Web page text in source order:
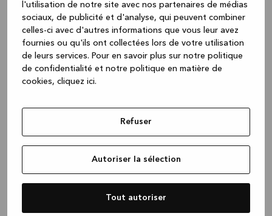
l'utilisation de notre site avec nos partenaires de médias
sociaux, de publicité et d'analyse, qui peuvent combiner
celles-ci avec d'autres informations que vous leur avez
fournies ou qu'ils ont collectées lors de votre utilisation
de leurs services. Pour en savoir plus sur notre politique
de confidentialité et notre politique en matière de
cookies, cliquez ici.
Refuser
Autoriser la sélection
Tout autoriser
loadingwww.kvik.be (see the browser console for more
information)